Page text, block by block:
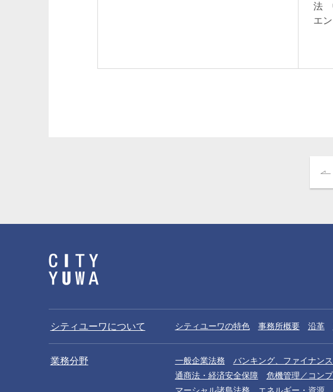
法
エ
シティユーワについて シティユーワの特色 事務所概要 沿革
業務分野 一般企業法務 バンキング、ファイナン
通商法・経済安全保障
危機管理／コン